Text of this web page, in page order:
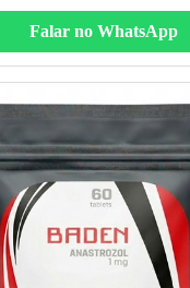
Falar no WhatsApp